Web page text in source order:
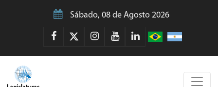
Sábado, 08 de Agosto 2026